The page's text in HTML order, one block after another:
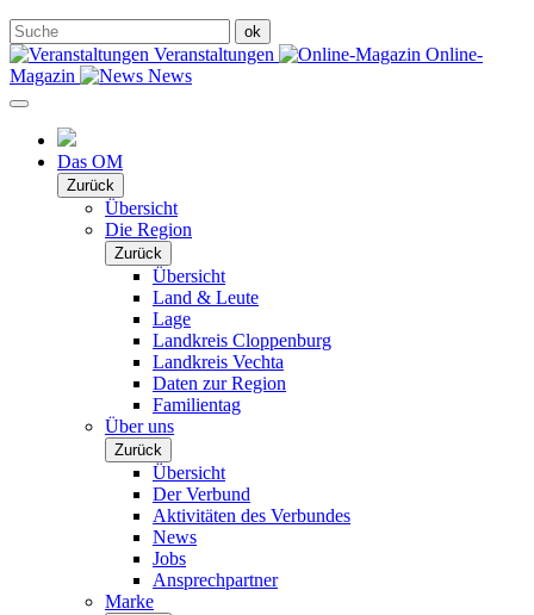
Veranstaltungen
Online-
Magazin
News
Das OM
Zurück
Übersicht
Die Region
Zurück
Übersicht
Land & Leute
Lage
Landkreis Cloppenburg
Landkreis Vechta
Daten zur Region
Familientag
Über uns
Zurück
Übersicht
Der Verbund
Aktivitäten des Verbundes
News
Jobs
Ansprechpartner
Marke